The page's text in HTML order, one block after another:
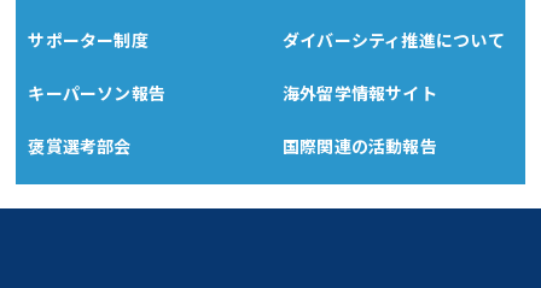
サポーター制度 ダイバーシティ推進について
キーパーソン報告 海外留学情報サイト
褒賞選考部会 国際関連の活動報告